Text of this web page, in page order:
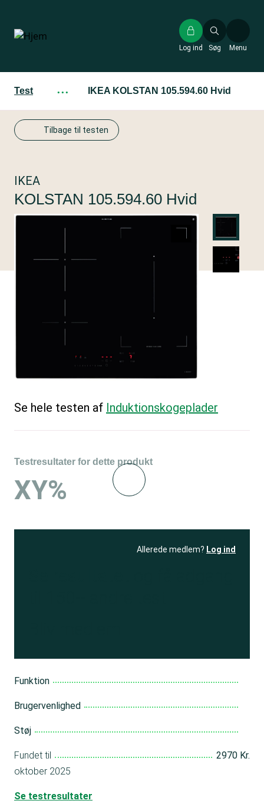
hovedindhold
Søg
Log ind Menu
Test ··· IKEA KOLSTAN 105.594.60 Hvid
Tilbage til testen
IKEA
KOLSTAN 105.594.60 Hvid
Se hele testen af Induktions­kogeplader
Testresultater for dette produkt
XY%
Allerede medlem? Log ind
Funktion
Brugervenlighed
Støj
Fundet til
2970 Kr.
oktober 2025
Se testresultater